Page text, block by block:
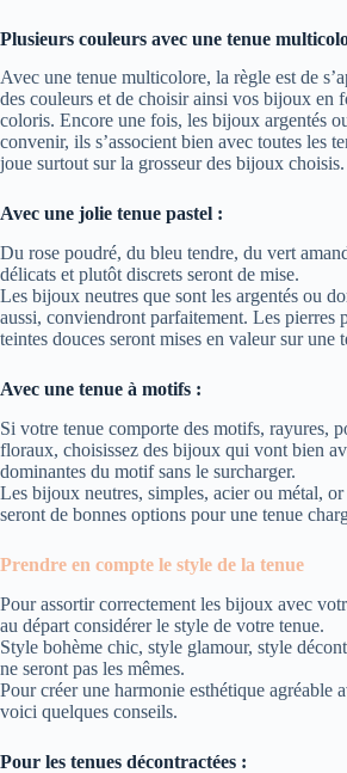
Plusieurs couleurs avec une tenue
Avec une tenue multicolore, la règle est de
des couleurs et de choisir ainsi vos bijoux en
coloris. Encore une fois, les bijoux argentés
convenir, ils s’associent bien avec toutes les
joue surtout sur la grosseur des bijoux choisis.
Avec une jolie tenue pastel :
Du rose poudré, du bleu tendre, du vert
délicats et plutôt discrets seront de mise.
Les bijoux neutres que sont les argentés ou
aussi, conviendront parfaitement. Les pierres
teintes douces seront mises en valeur sur une
Avec une tenue à motifs :
Si votre tenue comporte des motifs, rayures,
floraux, choisissez des bijoux qui vont bien
dominantes du motif sans le surcharger.
Les bijoux neutres, simples, acier ou métal, or
seront de bonnes options pour une tenue
Prendre en compte le style de la tenue
Pour assortir correctement les bijoux avec
au départ considérer le style de votre tenue.
Style bohème chic, style glamour, style
ne seront pas les mêmes.
Pour créer une harmonie esthétique agréable
voici quelques conseils.
Pour les tenues décontractées :